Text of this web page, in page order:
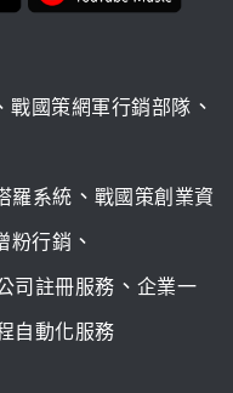
戰國策網軍行銷部隊 、
羅系統 、 戰國策創業資
粉行銷 、
司註冊服務 、 企業一
自動化服務